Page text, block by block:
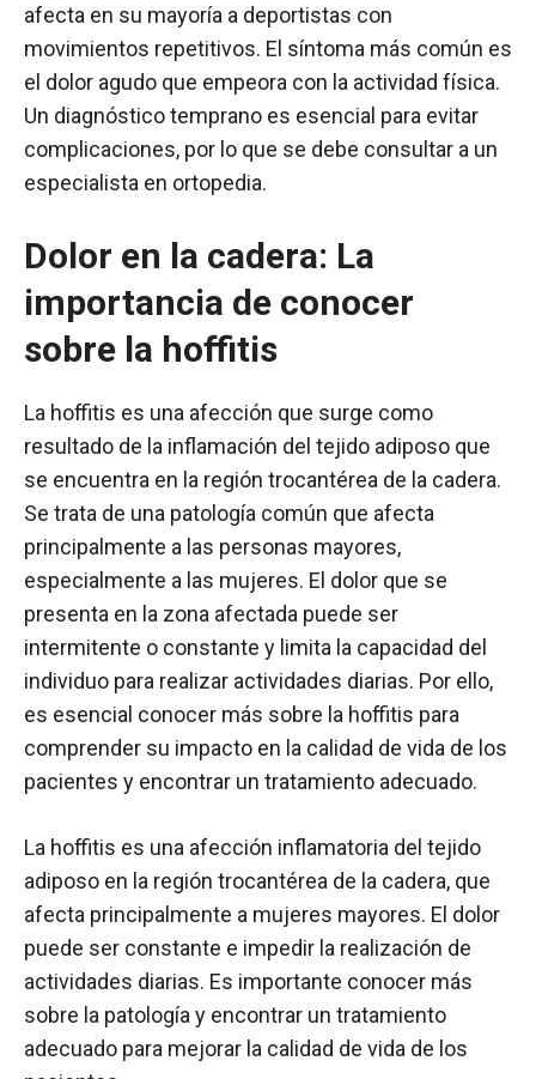
afecta en su mayoría a deportistas con
movimientos repetitivos. El síntoma más común es
el dolor agudo que empeora con la actividad física.
Un diagnóstico temprano es esencial para evitar
complicaciones, por lo que se debe consultar a un
especialista en ortopedia.
Dolor en la cadera: La
importancia de conocer
sobre la hoffitis
La hoffitis es una afección que surge como
resultado de la inflamación del tejido adiposo que
se encuentra en la región trocantérea de la cadera.
Se trata de una patología común que afecta
principalmente a las personas mayores,
especialmente a las mujeres. El dolor que se
presenta en la zona afectada puede ser
intermitente o constante y limita la capacidad del
individuo para realizar actividades diarias. Por ello,
es esencial conocer más sobre la hoffitis para
comprender su impacto en la calidad de vida de los
pacientes y encontrar un tratamiento adecuado.
La hoffitis es una afección inflamatoria del tejido
adiposo en la región trocantérea de la cadera, que
afecta principalmente a mujeres mayores. El dolor
puede ser constante e impedir la realización de
actividades diarias. Es importante conocer más
sobre la patología y encontrar un tratamiento
adecuado para mejorar la calidad de vida de los